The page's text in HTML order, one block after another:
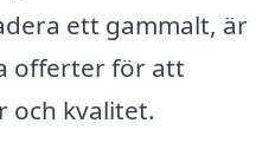
ett gammalt, är
offerter för att
och kvalitet.